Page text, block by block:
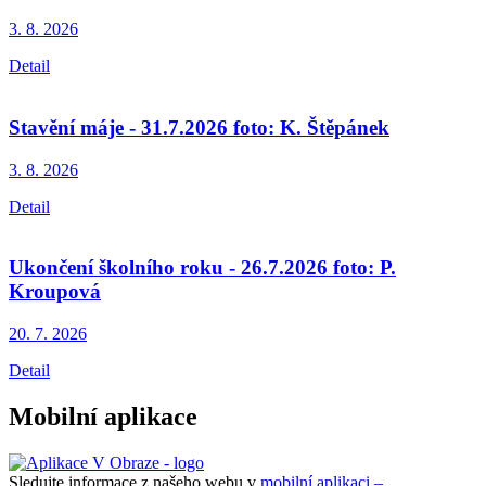
3. 8. 2026
Detail
Stavění máje - 31.7.2026 foto: K. Štěpánek
3. 8. 2026
Detail
Ukončení školního roku - 26.7.2026 foto: P.
Kroupová
20. 7. 2026
Detail
Mobilní aplikace
Sledujte informace z našeho webu v mobilní aplikaci –